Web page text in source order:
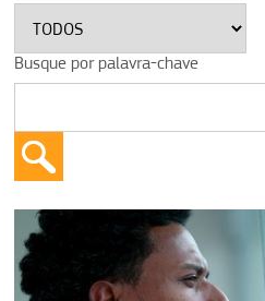
Busque por palavra-chave